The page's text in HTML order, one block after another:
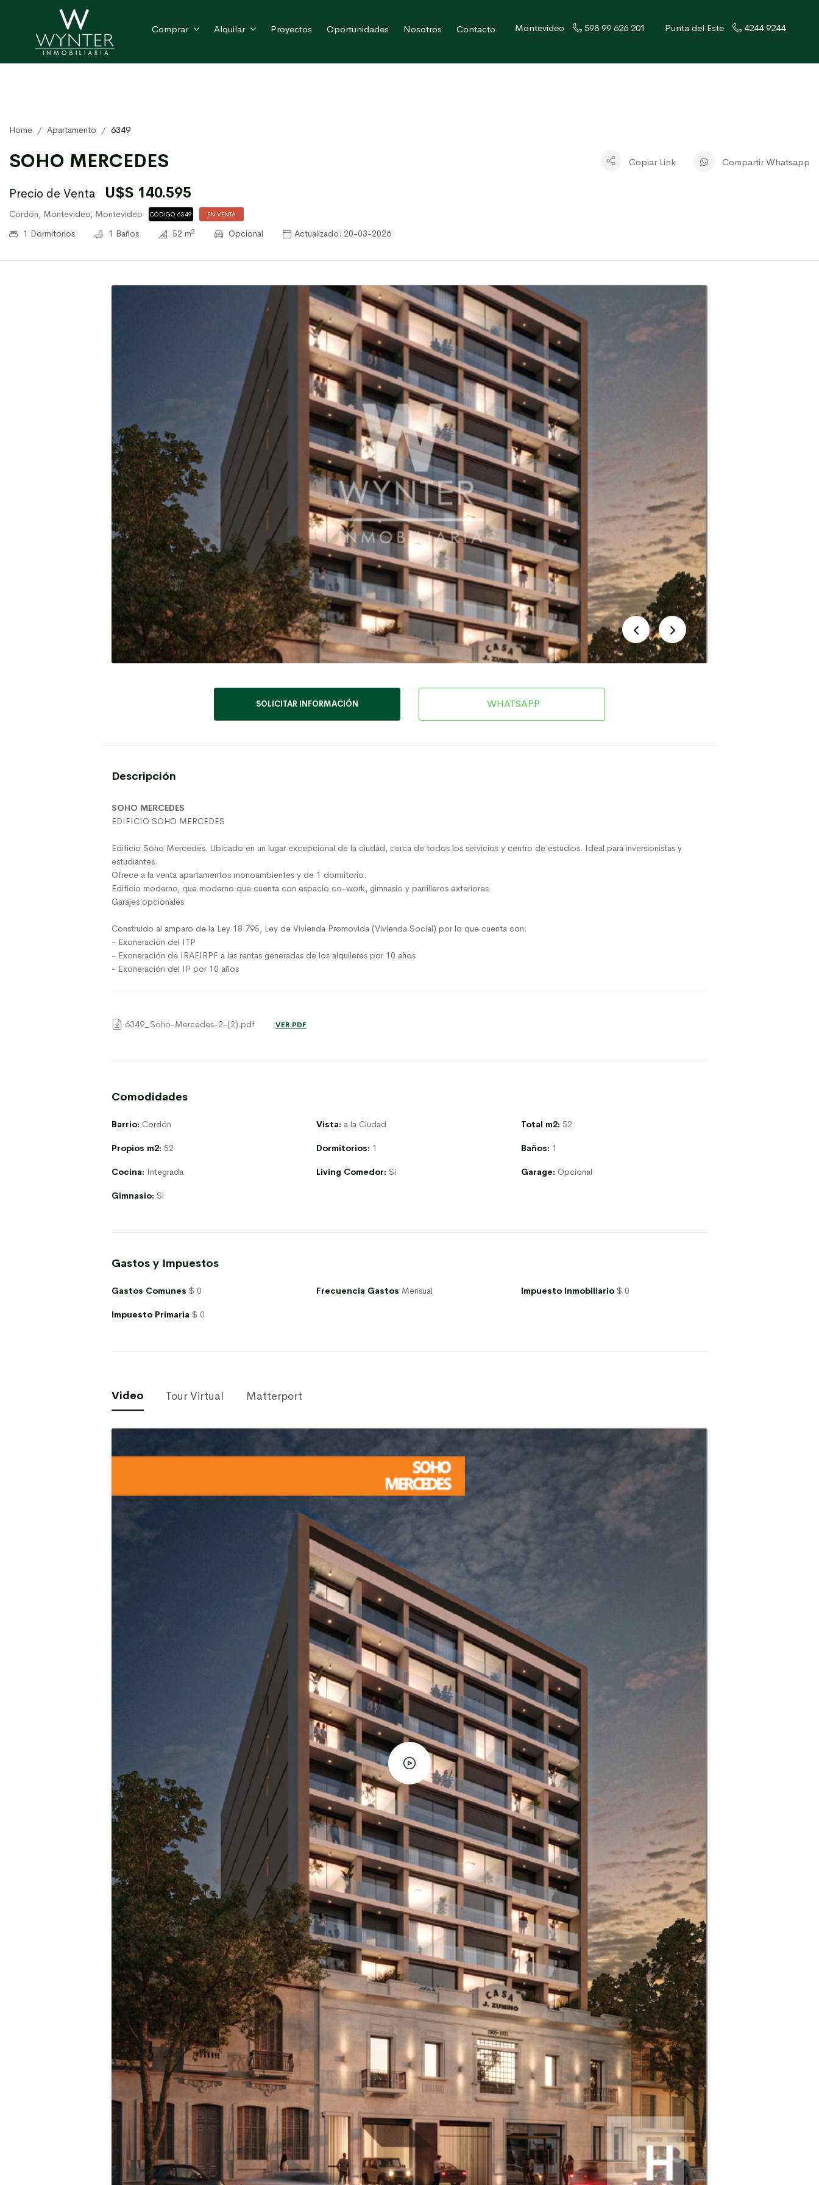
Comprar Alquilar Proyectos Oportunidades Nosotros Contacto Montevideo 598 99 626 201 Punta del Este 4244 9244
Home Apartamento 6349
SOHO MERCEDES
Precio de Venta U$S 140.595
Cordón, Montevideo, Montevideo CÓDIGO 6349 EN VENTA
1 Dormitorios 1 Baños 52 m2 Opcional Actualizado: 20-03-2026
Copiar Link Compartir Whatsapp
SOLICITAR INFORMACIÓN WHATSAPP
Descripción
SOHO MERCEDES
EDIFICIO SOHO MERCEDES
Edificio Soho Mercedes. Ubicado en un lugar excepcional de la ciudad, cerca de todos los servicios y centro de estudios. Ideal para inversionistas y
estudiantes.
Ofrece a la venta apartamentos monoambientes y de 1 dormitorio.
Edificio moderno, que moderno que cuenta con espacio co-work, gimnasio y parrilleros exteriores
Garajes opcionales
Construido al amparo de la Ley 18.795, Ley de Vivienda Promovida (Vivienda Social) por lo que cuenta con:
- Exoneración del ITP
- Exoneración de IRAEIRPF a las rentas generadas de los alquileres por 10 años
- Exoneración del IP por 10 años
6349_Soho-Mercedes-2-(2).pdf VER PDF
Comodidades
Barrio: Cordón Vista: a la Ciudad Total m2: 52
Propios m2: 52 Dormitorios: 1 Baños: 1
Cocina: Integrada Living Comedor: Si Garage: Opcional
Gimnasio: Si
Gastos y Impuestos
Gastos Comunes $ 0 Frecuencia Gastos Mensual Impuesto Inmobiliario $ 0
Impuesto Primaria $ 0
Video Tour Virtual Matterport